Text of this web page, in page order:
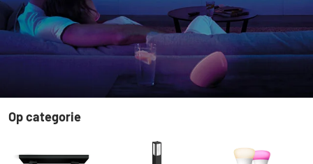
Smart Home
Het nummer één onderwerp zijn Smart Home-systemen.
Op categorie